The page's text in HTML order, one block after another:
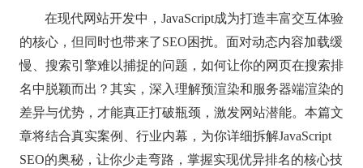
在现代网站开发中，JavaScript成为打造丰富交互体验
的核心，但同时也带来了SEO困扰。面对动态内容加载缓
慢、搜索引擎难以捕捉的问题，如何让你的网页在搜索排
名中脱颖而出？其实，深入理解预渲染和服务器端渲染的
差异与优势，才能真正打破瓶颈，激发网站潜能。本篇文
章将结合真实案例、行业内幕，为你详细拆解JavaScript
SEO的奥秘，让你少走弯路，掌握实现优异排名的核心技